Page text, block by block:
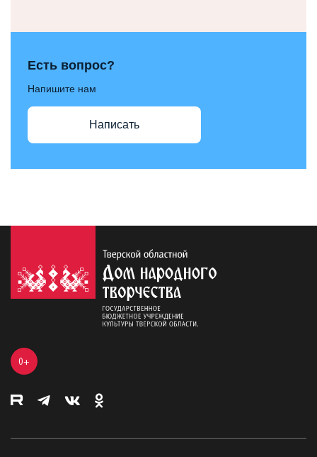
Есть вопрос?
Напишите нам
Написать
0+